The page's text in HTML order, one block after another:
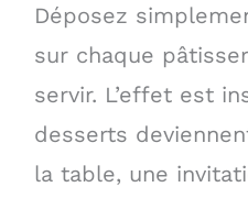
Déposez
sur chaque
servir. L’effet est
desserts
la table, une